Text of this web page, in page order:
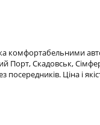
комфортабельними
Порт, Скадовськ,
Ціна і